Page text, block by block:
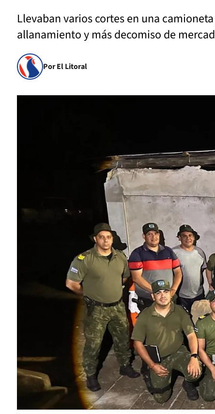
Llevaban varios cortes en una
allanamiento y más decomiso de
Por El Litoral